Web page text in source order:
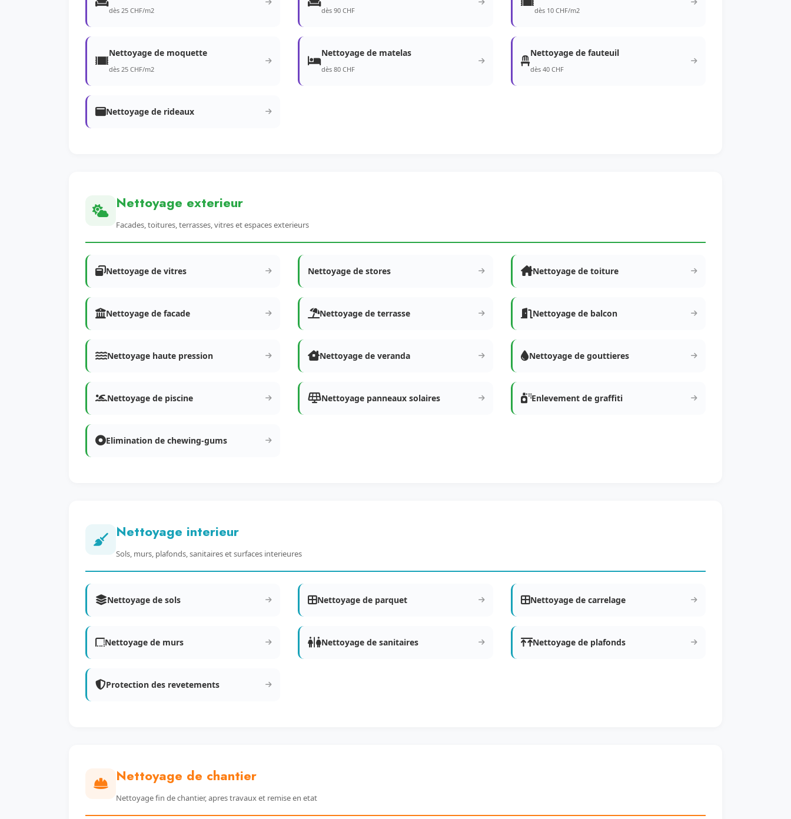
dès 25 CHF/m2 dès 90 CHF dès 10 CHF/m2
Nettoyage de moquette
dès 25 CHF/m2
Nettoyage de matelas
dès 80 CHF
Nettoyage de fauteuil
dès 40 CHF
Nettoyage de rideaux
Nettoyage exterieur
Facades, toitures, terrasses, vitres et espaces exterieurs
Nettoyage de vitres Nettoyage de stores Nettoyage de toiture
Nettoyage de facade Nettoyage de terrasse Nettoyage de balcon
Nettoyage haute pression Nettoyage de veranda Nettoyage de gouttieres
Nettoyage de piscine Nettoyage panneaux solaires Enlevement de graffiti
Elimination de chewing-gums
Nettoyage interieur
Sols, murs, plafonds, sanitaires et surfaces interieures
Nettoyage de sols Nettoyage de parquet Nettoyage de carrelage
Nettoyage de murs Nettoyage de sanitaires Nettoyage de plafonds
Protection des revetements
Nettoyage de chantier
Nettoyage fin de chantier, apres travaux et remise en etat